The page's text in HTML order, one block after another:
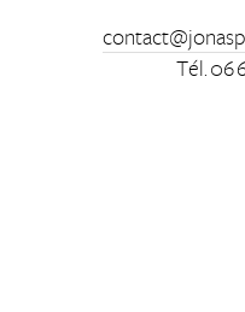
Tél. 06